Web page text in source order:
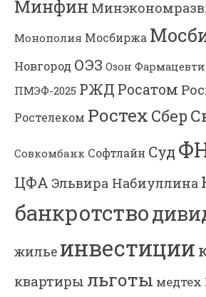
Минфин
Монополия Мосбиржа
Новгород ОЭЗ Озон
ПМЭФ-2025 РЖД Росатом
Ростелеком Ростех Сбер
Совкомбанк Софтлайн Суд
ЦФА Эльвира Набиуллина
банкротство
жилье инвестиции
квартиры льготы медтех